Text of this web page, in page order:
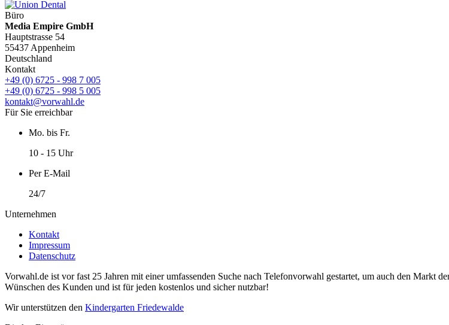
Büro
Media Empire GmbH
Hauptstrasse 54
55437 Appenheim
Deutschland
Kontakt
+49 (0) 6725 - 998 7 005
+49 (0) 6725 - 998 5 005
kontakt@vorwahl.de
Für Sie erreichbar
Mo. bis Fr.
10 - 15 Uhr
Per E-Mail
24/7
Unternehmen
Kontakt
Impressum
Datenschutz
Vorwahl.de ist vor fast 25 Jahren mit einer umfassenden Suche nach Telefonvorwahl gestartet, um auch den Markt
Wünschen des Kunden und ist für jeden kostenlos und sicher nutzbar!
Wir unterstützen den Kindergarten Friedewalde